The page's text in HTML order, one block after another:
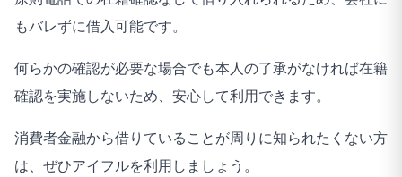
もバレずに借入可能です。
何らかの確認が必要な場合でも本人の了承がなければ在籍
確認を実施しないため、安心して利用できます。
消費者金融から借りていることが周りに知られたくない方
は、ぜひアイフルを利用しましょう。